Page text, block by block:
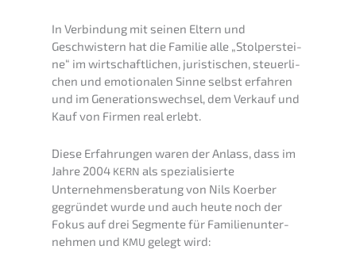
In Verbin­dung mit seinen Eltern und
Geschwis­tern hat die Familie alle „Stolper­stei­
ne“ im wirtschaft­li­chen, juris­ti­schen, steuer­li­
chen und emotio­na­len Sinne selbst erfah­ren
und im Generations­wechsel, dem Verkauf und
Kauf von Firmen real erlebt.
Diese Erfah­run­gen waren der Anlass, dass im
Jahre 2004 KERN als spezia­li­sier­te
Unternehmens­beratung von Nils Koerber
gegrün­det wurde und auch heute noch der
Fokus auf drei Segmen­te für Famili­en­un­ter­
neh­men und KMU gelegt wird: